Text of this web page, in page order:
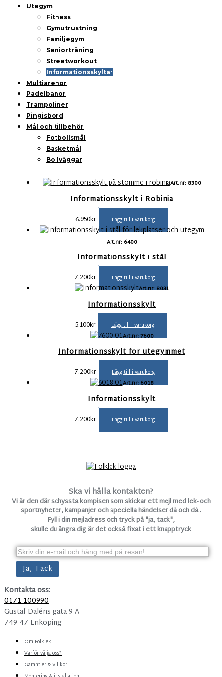
Utegym
Fitness
Gymutrustning
Familjegym
Seniorträning
Streetworkout
Informationsskyltar
Multiarenor
Padelbanor
Trampoliner
Pingisbord
Mål och tillbehör
Fotbollsmål
Basketmål
Bollväggar
Art.nr: 8300
Informationsskylt i Robinia
6.950kr Lägg till i varukorg
Art.nr: 6400
Informationsskylt i stål
7.200kr Lägg till i varukorg
Art.nr: 8031
Informationsskylt
5.100kr Lägg till i varukorg
Art.nr: 7600
Informationsskylt för utegymmet
7.200kr Lägg till i varukorg
Art.nr: 6018
Informationsskylt
7.200kr Lägg till i varukorg
Ska vi hålla kontakten?
Vi är den där schyssta kompisen som skickar ett mejl med lek- och
sportnyheter, kampanjer och speciella händelser då och då .
Fyll i din mejladress och tryck på "ja, tack",
skulle du ångra dig är det också fixat i ett knapptryck
Kontakta oss:
0171-100990
Gustaf Daléns gata 9 A
749 47 Enköping
Om Folklek
Varför välja oss?
Garantier & Villkor